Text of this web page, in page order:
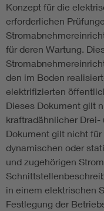
Elektrofachkraft (EFK)
Konzept für die
erforderlichen
für deren Wartung.
den im Boden
elektrifizierten
Dieses Dokument gilt
kraftradähnlicher Drei-
Dokument gilt nicht
dynamischen oder
und zugehörigen
in einem elektrischen
Festlegung der